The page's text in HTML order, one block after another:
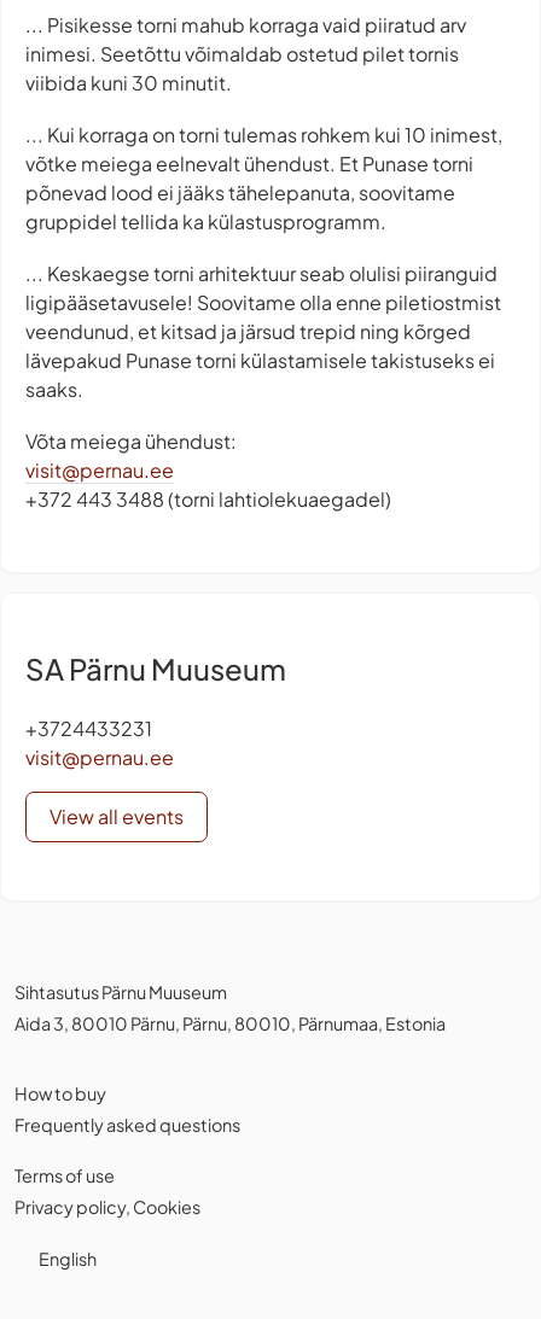
... Pisikesse torni mahub korraga vaid piiratud arv
inimesi. Seetõttu võimaldab ostetud pilet tornis
viibida kuni 30 minutit.
... Kui korraga on torni tulemas rohkem kui 10 inimest,
võtke meiega eelnevalt ühendust. Et Punase torni
põnevad lood ei jääks tähelepanuta, soovitame
gruppidel tellida ka külastusprogramm.
... Keskaegse torni arhitektuur seab olulisi piiranguid
ligipääsetavusele! Soovitame olla enne piletiostmist
veendunud, et kitsad ja järsud trepid ning kõrged
lävepakud Punase torni külastamisele takistuseks ei
saaks.
Võta meiega ühendust:
visit@pernau.ee
+372 443 3488 (torni lahtiolekuaegadel)
SA Pärnu Muuseum
+3724433231
visit@pernau.ee
View all events
Sihtasutus Pärnu Muuseum
Aida 3, 80010 Pärnu, Pärnu, 80010, Pärnumaa, Estonia
How to buy
Frequently asked questions
Terms of use
Privacy policy, Cookies
English